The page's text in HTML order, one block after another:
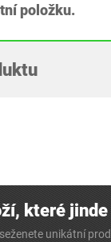
položku.
které
unikátní